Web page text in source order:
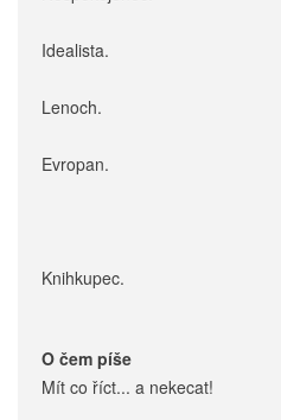
Idealista.
Lenoch.
Evropan.
Knihkupec.
O čem píše
Mít co říct... a nekecat!